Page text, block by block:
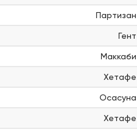
Партизан
Гент
Маккаби
Хетафе
Осасуна
Хетафе